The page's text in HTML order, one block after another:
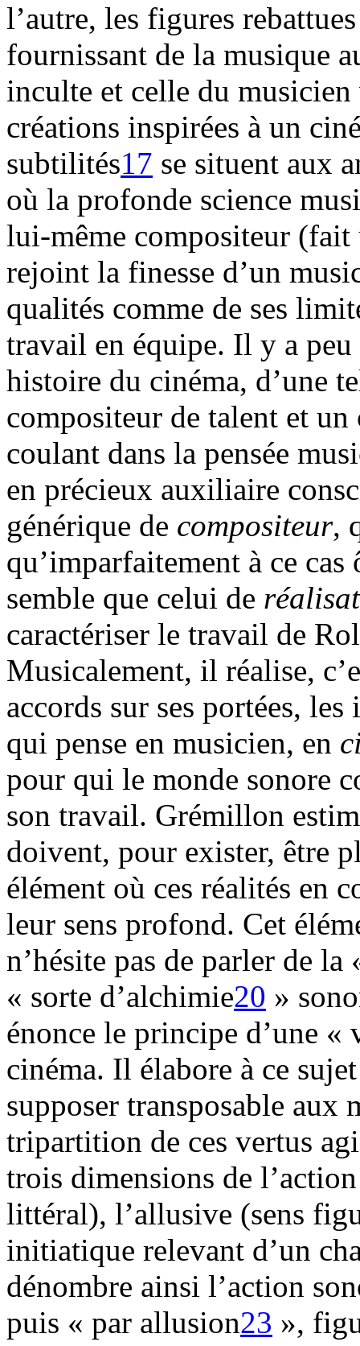
l’autre, les figures
fournissant de la musique
inculte et celle du
créations inspirées à un
subtilités17 se situent aux
où la profonde science
lui-même compositeur
rejoint la finesse d’un
qualités comme de ses
travail en équipe. Il y a peu
histoire du cinéma, d’une
compositeur de talent et un
coulant dans la pensée
en précieux auxiliaire
générique de compositeur,
qu’imparfaitement à ce
semble que celui de
caractériser le travail de
Musicalement, il réalise,
accords sur ses portées,
qui pense en musicien, en
pour qui le monde sonore
son travail. Grémillon
doivent, pour exister, être
élément où ces réalités en
leur sens profond. Cet
n’hésite pas de parler de la
« sorte d’alchimie20 »
énonce le principe d’une «
cinéma. Il élabore à ce
supposer transposable aux
tripartition de ces vertus
trois dimensions de
littéral), l’allusive (sens
initiatique relevant d’un
dénombre ainsi l’action
puis « par allusion23 »,